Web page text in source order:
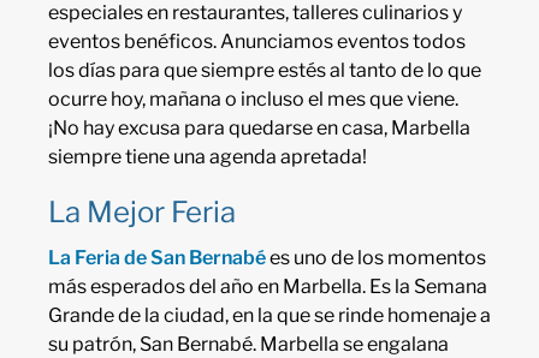
especiales en restaurantes, talleres culinarios y
eventos benéficos. Anunciamos eventos todos
los días para que siempre estés al tanto de lo que
ocurre hoy, mañana o incluso el mes que viene.
¡No hay excusa para quedarse en casa, Marbella
siempre tiene una agenda apretada!
La Mejor Feria
La Feria de San Bernabées uno de los momentos
más esperados del año en Marbella. Es la Semana
Grande de la ciudad, en la que se rinde homenaje a
su patrón, San Bernabé. Marbella se engalana